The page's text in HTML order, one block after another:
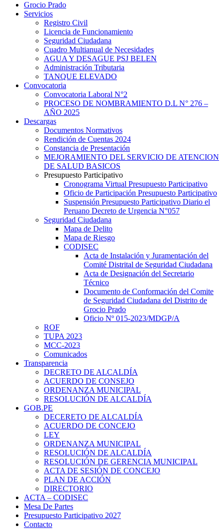
Grocio Prado
Servicios
Registro Civil
Licencia de Funcionamiento
Seguridad Ciudadana
Cuadro Multianual de Necesidades
AGUA Y DESAGUE PSJ BELEN
Administración Tributaria
TANQUE ELEVADO
Convocatoria
Convocatoria Laboral N°2
PROCESO DE NOMBRAMIENTO D.L N° 276 –
AÑO 2025
Descargas
Documentos Normativos
Rendición de Cuentas 2024
Constancia de Presentación
MEJORAMIENTO DEL SERVICIO DE ATENCION
DE SALUD BASICOS
Presupuesto Participativo
Cronograma Virtual Presupuesto Participativo
Oficio de Participación Presupuesto Participativo
Suspensión Presupuesto Participativo Diario el
Peruano Decreto de Urgencia N°057
Seguridad Ciudadana
Mapa de Delito
Mapa de Riesgo
CODISEC
Acta de Instalación y Juramentación del
Comité Distrital de Seguridad Ciudadana
Acta de Designación del Secretario
Técnico
Documento de Conformación del Comite
de Seguridad Ciudadana del Distrito de
Grocio Prado
Oficio Nº 015-2023/MDGP/A
ROF
TUPA 2023
MCC-2023
Comunicados
Transparencia
DECRETO DE ALCALDÍA
ACUERDO DE CONSEJO
ORDENANZA MUNICIPAL
RESOLUCIÓN DE ALCALDÍA
GOB.PE
DECERETO DE ALCALDÍA
ACUERDO DE CONCEJO
LEY
ORDENANZA MUNICIPAL
RESOLUCIÓN DE ALCALDÍA
RESOLUCIÓN DE GERENCIA MUNICIPAL
ACTA DE SESIÓN DE CONCEJO
PLAN DE ACCIÓN
DIRECTORIO
ACTA – CODISEC
Mesa De Partes
Presupuesto Participativo 2027
Contacto